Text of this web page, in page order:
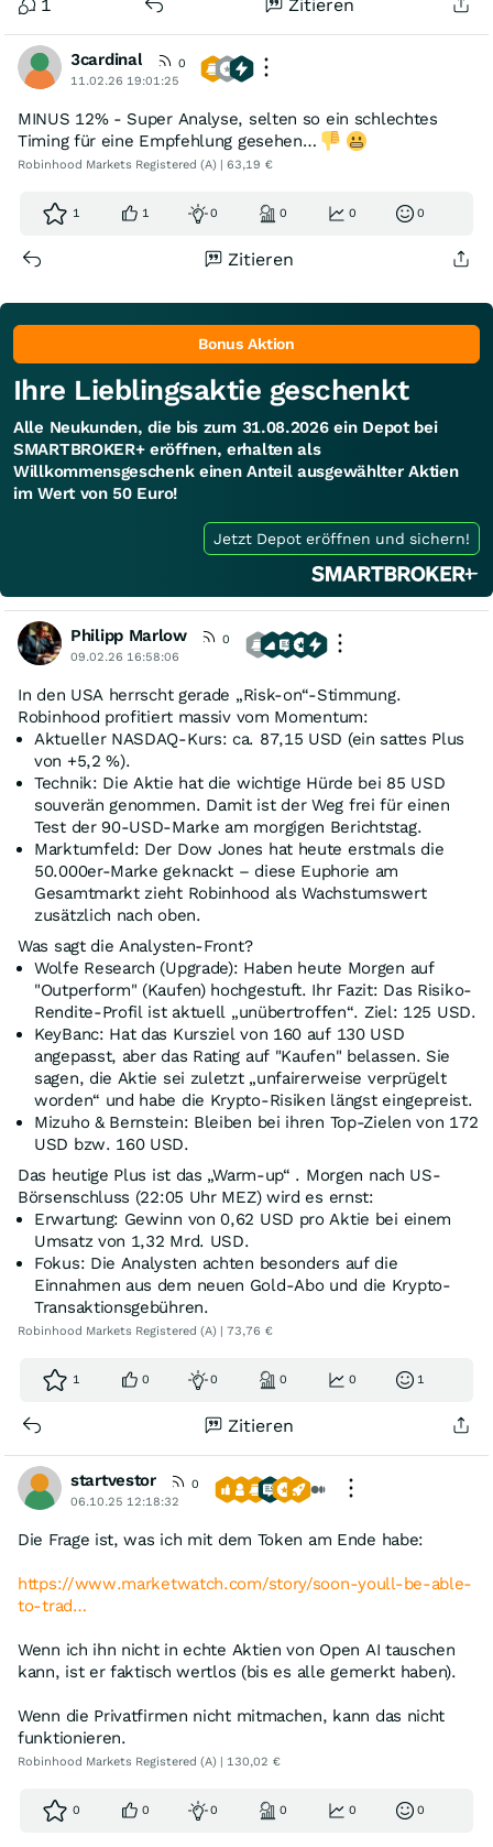
1 Zitieren
3cardinal
0
11.02.26 19:01:25
MINUS 12% - Super Analyse, selten so ein schlechtes
Timing für eine Empfehlung gesehen…
Robinhood Markets Registered (A) | 63,19 €
1 1 0 0 0 0
Zitieren
Bonus Aktion
Ihre Lieblingsaktie geschenkt
Alle Neukunden, die bis zum 31.08.2026 ein Depot bei
SMARTBROKER+ eröffnen, erhalten als
Willkommensgeschenk einen Anteil ausgewählter Aktien
im Wert von 50 Euro!
Jetzt Depot eröffnen und sichern!
Philipp Marlow
0
09.02.26 16:58:06
In den USA herrscht gerade „Risk-on“-Stimmung.
Robinhood profitiert massiv vom Momentum:
Aktueller NASDAQ-Kurs: ca. 87,15 USD (ein sattes Plus
von +5,2 %).
Technik: Die Aktie hat die wichtige Hürde bei 85 USD
souverän genommen. Damit ist der Weg frei für einen
Test der 90-USD-Marke am morgigen Berichtstag.
Marktumfeld: Der Dow Jones hat heute erstmals die
50.000er-Marke geknackt – diese Euphorie am
Gesamtmarkt zieht Robinhood als Wachstumswert
zusätzlich nach oben.
Was sagt die Analysten-Front?
Wolfe Research (Upgrade): Haben heute Morgen auf
"Outperform" (Kaufen) hochgestuft. Ihr Fazit: Das Risiko-
Rendite-Profil ist aktuell „unübertroffen“. Ziel: 125 USD.
KeyBanc: Hat das Kursziel von 160 auf 130 USD
angepasst, aber das Rating auf "Kaufen" belassen. Sie
sagen, die Aktie sei zuletzt „unfairerweise verprügelt
worden“ und habe die Krypto-Risiken längst eingepreist.
Mizuho & Bernstein: Bleiben bei ihren Top-Zielen von 172
USD bzw. 160 USD.
Das heutige Plus ist das „Warm-up“ . Morgen nach US-
Börsenschluss (22:05 Uhr MEZ) wird es ernst:
Erwartung: Gewinn von 0,62 USD pro Aktie bei einem
Umsatz von 1,32 Mrd. USD.
Fokus: Die Analysten achten besonders auf die
Einnahmen aus dem neuen Gold-Abo und die Krypto-
Transaktionsgebühren.
Robinhood Markets Registered (A) | 73,76 €
1 0 0 0 0 1
Zitieren
startvestor
0
06.10.25 12:18:32
Die Frage ist, was ich mit dem Token am Ende habe:
https://www.marketwatch.com/story/soon-youll-be-able-
to-trad…
Wenn ich ihn nicht in echte Aktien von Open AI tauschen
kann, ist er faktisch wertlos (bis es alle gemerkt haben).
Wenn die Privatfirmen nicht mitmachen, kann das nicht
funktionieren.
Robinhood Markets Registered (A) | 130,02 €
0 0 0 0 0 0